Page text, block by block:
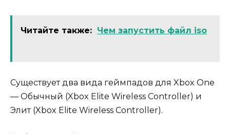
Читайте также: Чем запустить файл iso
Существует два вида геймпадов для Xbox One
— Обычный (Xbox Elite Wireless Controller) и
Элит (Xbox Elite Wireless Controller).